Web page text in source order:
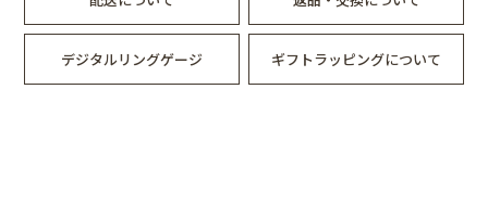
デジタルリングゲージ ギフトラッピングについて